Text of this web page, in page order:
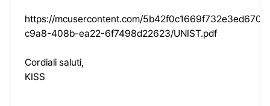
https://mcusercontent.com/
c9a8-408b-ea22-6f7498d22623/UNIST.pdf
Cordiali saluti,
KISS